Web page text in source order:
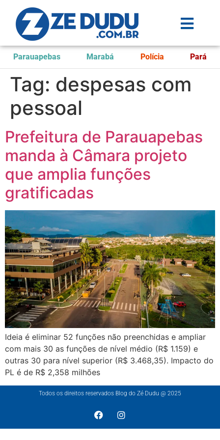
Parauapebas Marabá Polícia Pará
Tag: despesas com
pessoal
Prefeitura de Parauapebas
manda à Câmara projeto
que amplia funções
gratificadas
Ideia é eliminar 52 funções não preenchidas e ampliar
com mais 30 as funções de nível médio (R$ 1.159) e
outras 30 para nível superior (R$ 3.468,35). Impacto do
PL é de R$ 2,358 milhões
Todos os direitos reservados Blog do Zé Dudu @ 2025